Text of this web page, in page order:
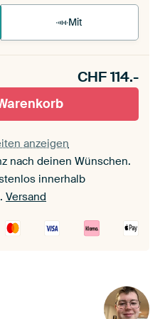
Mit
CHF114.-
anzeigen
nach deinen Wünschen.
innerhalb
Versand